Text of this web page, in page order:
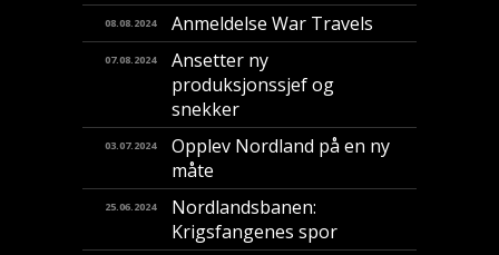
08.08.2024 Anmeldelse War Travels
07.08.2024
Ansetter ny
produksjonssjef og
snekker
03.07.2024
Opplev Nordland på en ny
måte
25.06.2024
Nordlandsbanen:
Krigsfangenes spor